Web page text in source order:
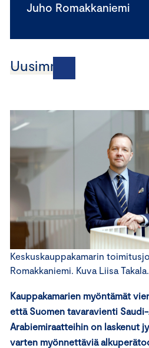
Juho Romakkaniemi
Uusimmat
Keskuskauppakamarin
Romakkaniemi. Kuva Liisa Takala.
Kauppakamarien myöntämät
että Suomen tavaravienti
Arabiemiraatteihin on laskenut
varten myönnettäviä